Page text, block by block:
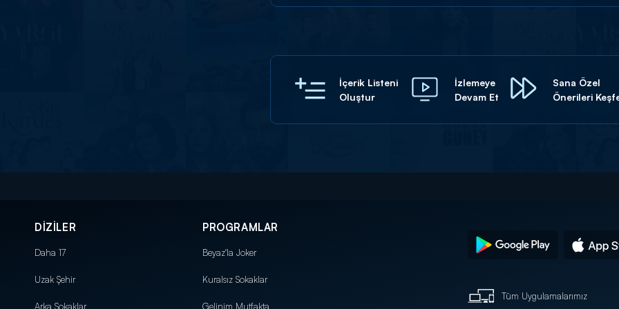
İçerik Listeni
Oluştur
İzlemeye
Devam Et
Sana Özel
Önerileri
DİZİLER
Daha 17
Uzak Şehir
Arka Sokaklar
PROGRAMLAR
Beyaz'la Joker
Kuralsız Sokaklar
Gelinim Mutfakta
Tüm Uygulamalarımız